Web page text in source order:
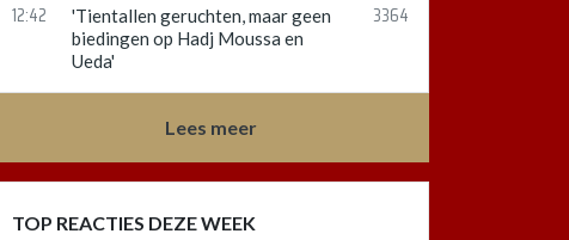
12:42
'Tientallen geruchten, maar geen
biedingen op Hadj Moussa en
Ueda'
3364
Lees meer
TOP REACTIES DEZE WEEK